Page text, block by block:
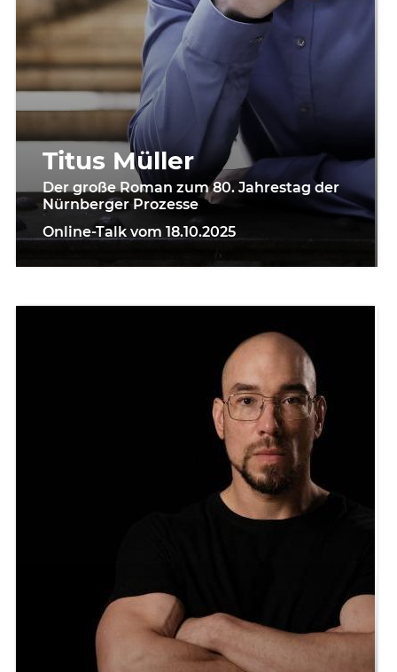
Titus Müller
Der große Roman zum 80. Jahrestag der
Nürnberger Prozesse
Online-Talk vom 18.10.2025